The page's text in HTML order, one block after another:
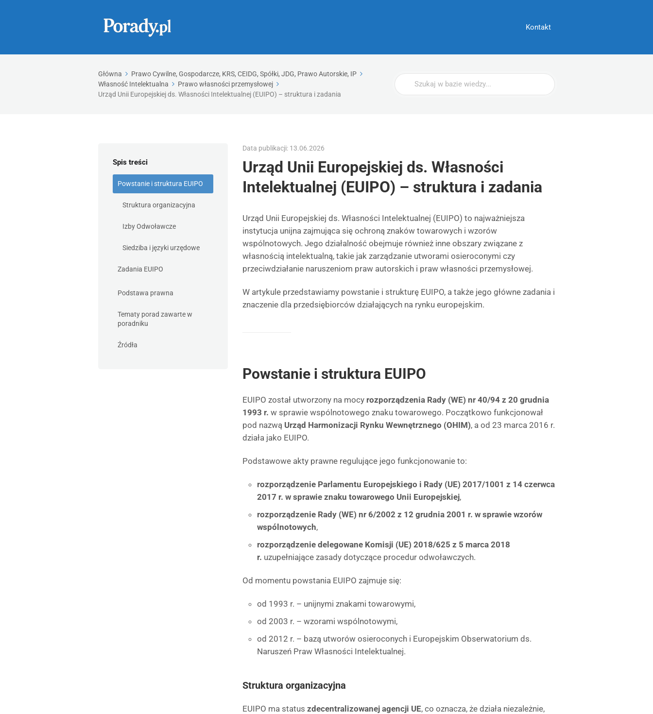
Kontakt
Główna
Prawo Cywilne, Gospodarcze, KRS, CEIDG, Spółki, JDG, Prawo Autorskie, IP
Własność Intelektualna
Prawo własności przemysłowej
Urząd Unii Europejskiej ds. Własności Intelektualnej (EUIPO) – struktura i zadania
Wyszukaj
Spis treści
Powstanie i struktura EUIPO
Struktura organizacyjna
Izby Odwoławcze
Siedziba i języki urzędowe
Zadania EUIPO
Podstawa prawna
Tematy porad zawarte w
poradniku
Źródła
Data publikacji: 13.06.2026
Urząd Unii Europejskiej ds. Własności
Intelektualnej (EUIPO) – struktura i zadania
Urząd Unii Europejskiej ds. Własności Intelektualnej (EUIPO) to najważniejsza
instytucja unijna zajmująca się ochroną znaków towarowych i wzorów
wspólnotowych. Jego działalność obejmuje również inne obszary związane z
własnością intelektualną, takie jak zarządzanie utworami osieroconymi czy
przeciwdziałanie naruszeniom praw autorskich i praw własności przemysłowej.
W artykule przedstawiamy powstanie i strukturę EUIPO, a także jego główne zadania i
znaczenie dla przedsiębiorców działających na rynku europejskim.
Powstanie i struktura EUIPO
EUIPO został utworzony na mocy rozporządzenia Rady (WE) nr 40/94 z 20 grudnia
1993 r. w sprawie wspólnotowego znaku towarowego. Początkowo funkcjonował
pod nazwą Urząd Harmonizacji Rynku Wewnętrznego (OHIM), a od 23 marca 2016 r.
działa jako EUIPO.
Podstawowe akty prawne regulujące jego funkcjonowanie to:
rozporządzenie Parlamentu Europejskiego i Rady (UE) 2017/1001 z 14 czerwca
2017 r. w sprawie znaku towarowego Unii Europejskiej,
rozporządzenie Rady (WE) nr 6/2002 z 12 grudnia 2001 r. w sprawie wzorów
wspólnotowych,
rozporządzenie delegowane Komisji (UE) 2018/625 z 5 marca 2018
r. uzupełniające zasady dotyczące procedur odwoławczych.
Od momentu powstania EUIPO zajmuje się:
od 1993 r. – unijnymi znakami towarowymi,
od 2003 r. – wzorami wspólnotowymi,
od 2012 r. – bazą utworów osieroconych i Europejskim Obserwatorium ds.
Naruszeń Praw Własności Intelektualnej.
Struktura organizacyjna
EUIPO ma status zdecentralizowanej agencji UE, co oznacza, że działa niezależnie,